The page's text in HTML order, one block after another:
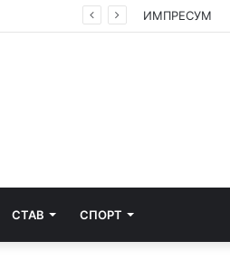
ИМПРЕСУМ
СТАВ СПОРТ